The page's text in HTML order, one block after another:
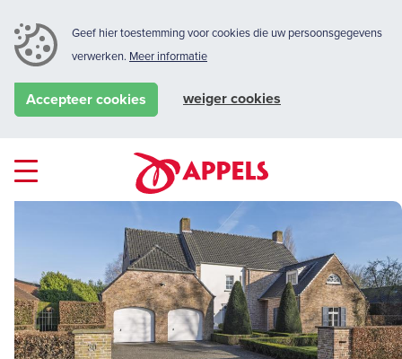
Geef hier toestemming voor cookies die uw persoonsgegevens
verwerken. Meer informatie
Accepteer cookies weiger cookies